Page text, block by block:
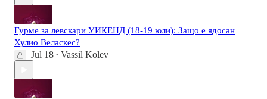
Гурме за левскари УИКЕНД (18-19 юли): Защо е ядосан
Хулио Веласкес?
Jul 18 • Vassil Kolev